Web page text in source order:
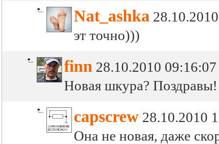
Nat_ashka
эт точно)))
finn 28.10.2010 09:16:07
Новая шкура?
capscrew 28.10.2010
Она не новая, даже